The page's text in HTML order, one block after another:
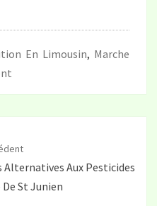
En Limousin, Marche
Aux Pesticides
De St Junien